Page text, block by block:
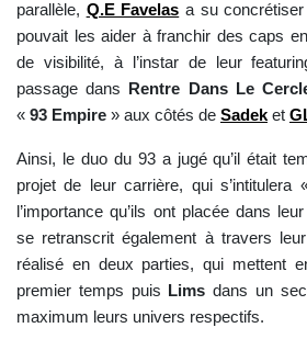
parallèle, Q.E Favelas a su
pouvait les aider à franchir des caps
de visibilité, à l’instar de leur
passage dans
Rentre Dans Le
« 93 Empire » aux côtés de Sadek et
Ainsi, le duo du 93 a jugé qu’il était
projet de leur carrière, qui s’intitulera
l’importance qu’ils ont placée dans
se retranscrit également à travers
réalisé en deux parties, qui mettent
premier temps puis
Limsdans un
maximum leurs univers respectifs.